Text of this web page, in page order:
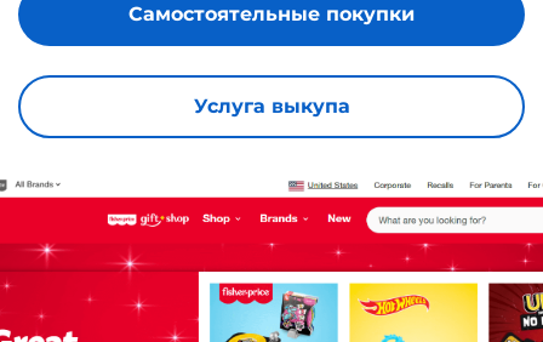
Услуга выкупа
Самостоятельные покупки